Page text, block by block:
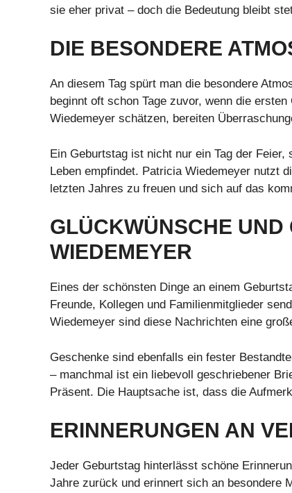
sie eher privat – doch die Bedeutung bleibt
DIE BESONDERE
An diesem Tag spürt man die besondere
beginnt oft schon Tage zuvor, wenn die
Wiedemeyer schätzen, bereiten
Ein Geburtstag ist nicht nur ein Tag der
Leben empfindet. Patricia Wiedemeyer nutzt
letzten Jahres zu freuen und sich auf das
GLÜCKWÜNSCHE UND
WIEDEMEYER
Eines der schönsten Dinge an einem
Freunde, Kollegen und Familienmitglieder
Wiedemeyer sind diese Nachrichten eine
Geschenke sind ebenfalls ein fester
– manchmal ist ein liebevoll geschriebener
Präsent. Die Hauptsache ist, dass die
ERINNERUNGEN AN
Jeder Geburtstag hinterlässt schöne
Jahre zurück und erinnert sich an besondere